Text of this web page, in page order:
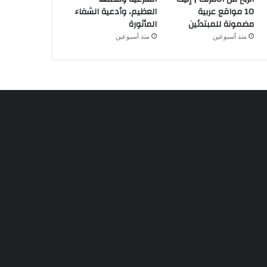
10 مواقع عربية
مضمونة للمبتدئين
منذ أسبوعين
العظيم، وأدعية الشفاء
المأثورة
منذ أسبوعين